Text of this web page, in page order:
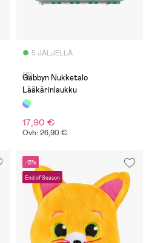
5 JÄLJELLÄ
(0)
Gabbyn Nukketalo
Lääkärinlaukku
17,90 €
Ovh: 26,90 €
-13%
End of Season